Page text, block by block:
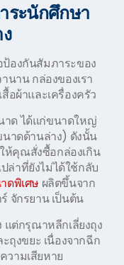
ระนักศึกษา
ป้องกันสัมภาระของ
นาน กล่องของเรา
อผ้าและเครื่องครัว
าด ได้แก่ขนาดใหญ่
นาดด้านล่าง) ดังนั้น
ห้คุณสั่งซื้อกล่องเกิน
ล่าที่ยังไม่ได้ใช้กลับ
ดพิเศษ ผลิตขึ้นจาก
จักรยาน เป็นต้น
ต่กรุณาหลีกเลี่ยงถุง
ถุงขยะ เนื่องจากฉีก
วามเสียหาย